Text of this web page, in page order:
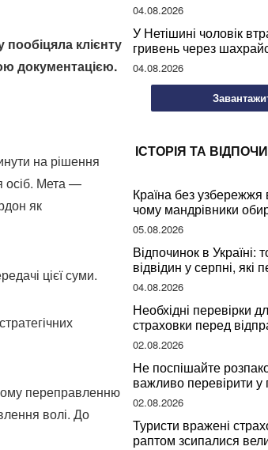
клієнту
документацією.
на рішення
осіб. Мета —
як
цієї суми.
переправленню
волі. До
04.08.2026
У Нетішині чоловік
гривень через
покупки дров
04.08.2026
ІСТОРІЯ ТА
Країна без узбережжя
чому мандрівники
відпочинок
05.08.2026
Відпочинок в Україні:
відвідин у серпні, які
закордонні враження
04.08.2026
Необхідні перевірки
страховки перед
подорож
02.08.2026
Не поспішайте
важливо перевірити у
за словами
02.08.2026
Туристи вражені
раптом зсипалися